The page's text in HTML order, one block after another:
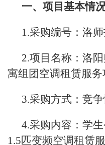
一、项目基本情
1.采购编号：洛
2.项目名称：洛
寓组团空调租赁服务
3.采购方式：竞
4.采购内容：学
1.5匹变频空调租赁